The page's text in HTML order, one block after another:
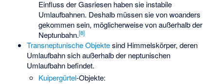
Einfluss der Gasriesen haben sie instabile
Umlaufbahnen. Deshalb müssen sie von woanders
gekommen sein, möglicherweise von außerhalb der
Neptunbahn.[8]
Transneptunische Objektesind Himmelskörper, deren
Umlaufbahn sich außerhalb der neptunischen
Umlaufbahn befindet.
Kuipergürtel-Objekte: